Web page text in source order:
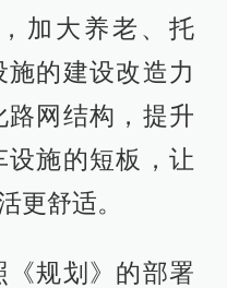
加大养老、托
的建设改造力
路网结构，提升
施的短板，让
更舒适。
规划》的部署